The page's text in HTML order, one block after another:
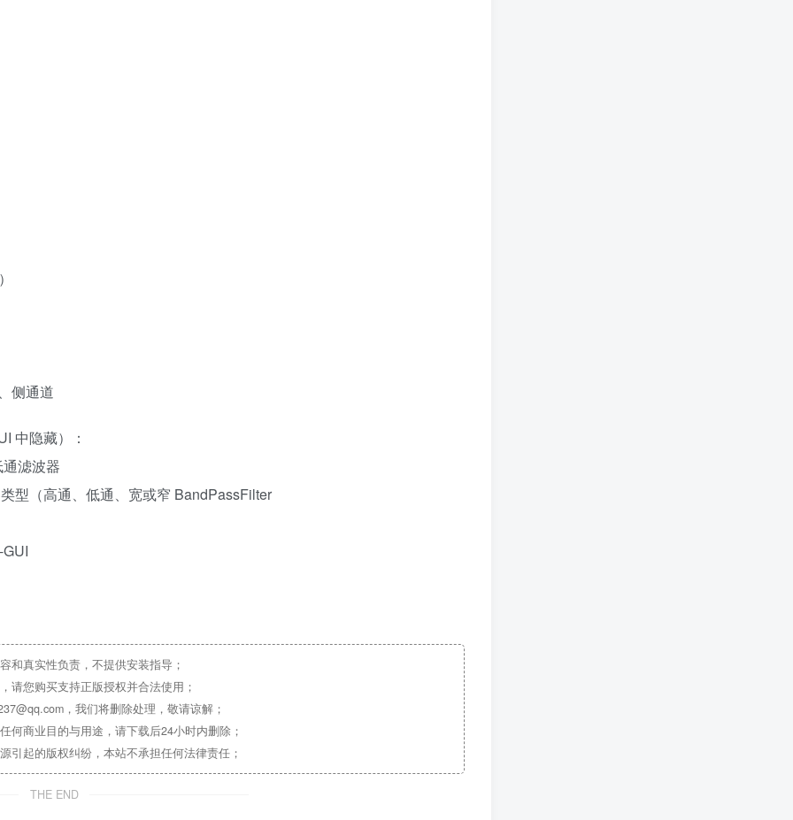
侧通道
中隐藏）：
滤波器
型（高通、低通、宽或窄 BandPassFilter
和真实性负责，不提供安装指导；
请您购买支持正版授权并合法使用；
，我们将删除处理，敬请谅解；
商业目的与用途，请下载后24小时内删除；
起的版权纠纷，本站不承担任何法律责任；
THE END